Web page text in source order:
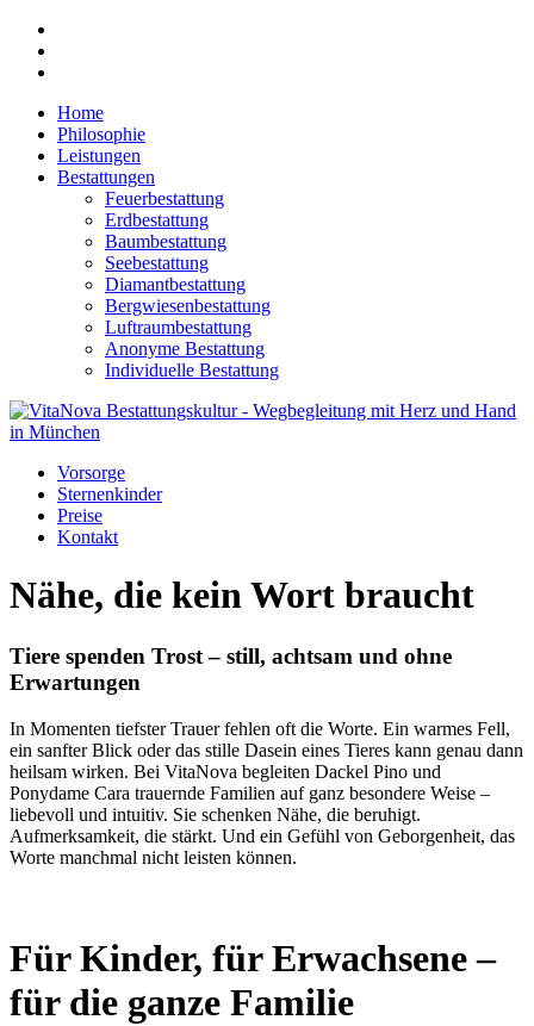
Home
Philosophie
Leistungen
Bestattungen
Feuerbestattung
Erdbestattung
Baumbestattung
Seebestattung
Diamantbestattung
Bergwiesenbestattung
Luftraumbestattung
Anonyme Bestattung
Individuelle Bestattung
Vorsorge
Sternenkinder
Preise
Kontakt
Nähe, die kein Wort braucht
Tiere spenden Trost – still, achtsam und ohne
Erwartungen
In Momenten tiefster Trauer fehlen oft die Worte. Ein warmes Fell,
ein sanfter Blick oder das stille Dasein eines Tieres kann genau dann
heilsam wirken. Bei VitaNova begleiten Dackel Pino und
Ponydame Cara trauernde Familien auf ganz besondere Weise –
liebevoll und intuitiv. Sie schenken Nähe, die beruhigt.
Aufmerksamkeit, die stärkt. Und ein Gefühl von Geborgenheit, das
Worte manchmal nicht leisten können.
Für Kinder, für Erwachsene –
für die ganze Familie